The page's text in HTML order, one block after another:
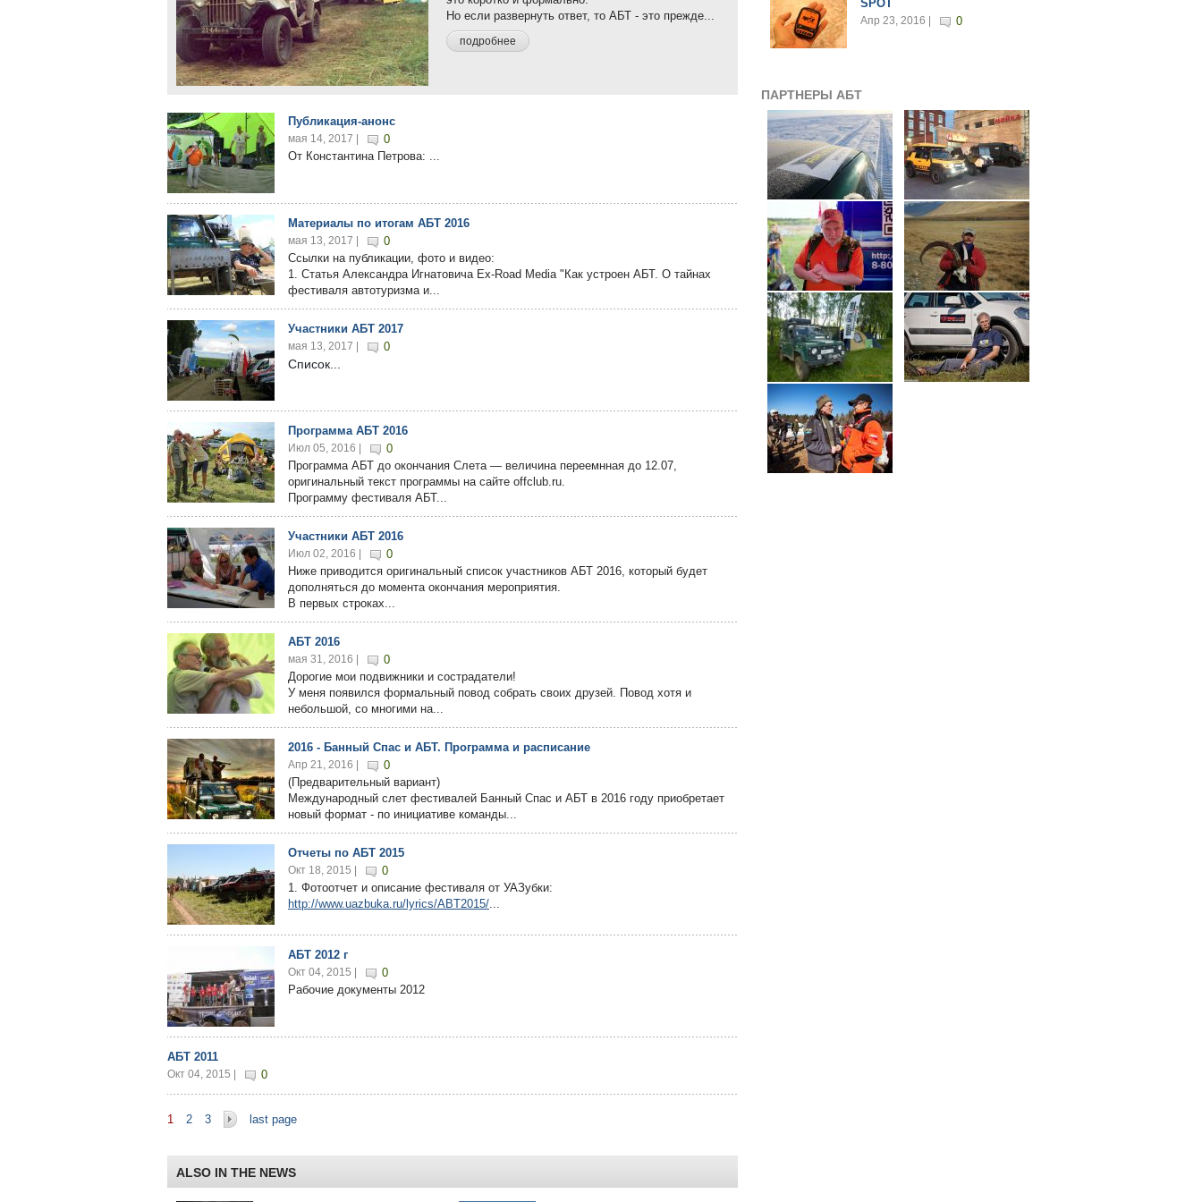
Но если развернуть ответ, то АБТ - это прежде...
подробнее
Публикация-анонс
мая 14, 2017 |
0
От Константина Петрова: ...
Материалы по итогам АБТ 2016
мая 13, 2017 |
0
Ссылки на публикации, фото и видео:
1. Статья Александра Игнатовича Ex-Road Media "Как устроен АБТ. О тайнах
фестиваля автотуризма и...
Участники АБТ 2017
мая 13, 2017 | 0
Список...
Программа АБТ 2016
Июл 05, 2016 |
0
Программа АБТ до окончания Слета — величина переемнная до 12.07,
оригинальный текст программы на сайте offclub.ru.
Программу фестиваля АБТ...
Участники АБТ 2016
Июл 02, 2016 |
0
Ниже приводится оригинальный список участников АБТ 2016, который будет
дополняться до момента окончания мероприятия.
В первых строках...
АБТ 2016
мая 31, 2016 |
0
Дорогие мои подвижники и сострадатели!
У меня появился формальный повод собрать своих друзей. Повод хотя и
небольшой, со многими на...
2016 - Банный Спас и АБТ. Программа и расписание
Апр 21, 2016 |
0
(Предварительный вариант)
Международный слет фестивалей Банный Спас и АБТ в 2016 году приобретает
новый формат - по инициативе команды...
Отчеты по АБТ 2015
Окт 18, 2015 |
0
1. Фотоотчет и описание фестиваля от УАЗубки:
http://www.uazbuka.ru/lyrics/ABT2015/...
АБТ 2012 г
Окт 04, 2015 |
0
Рабочие документы 2012
АБТ 2011
Окт 04, 2015 | 0
Страницы
1 2 3 last page
ALSO IN THE NEWS
SPOT
Апр 23, 2016 | 0
ПАРТНЕРЫ АБТ